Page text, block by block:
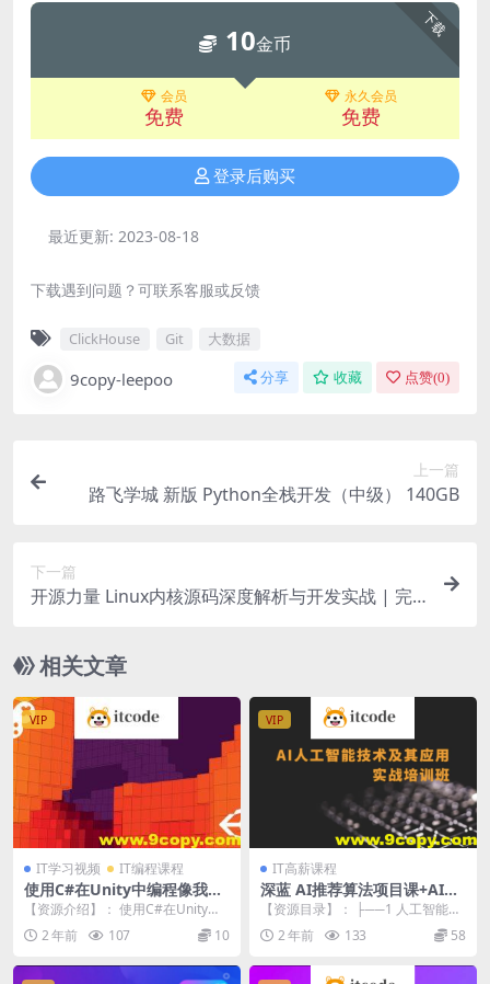
下载
10金币
会员
免费
永久会员
免费
登录后购买
最近更新: 2023-08-18
下载遇到问题？可联系客服或反馈
ClickHouse Git 大数据
9copy-leepoo 分享 收藏 点赞(0)
上一篇
路飞学城 新版 Python全栈开发（中级） 140GB
下一篇
开源力量 Linux内核源码深度解析与开发实战 | 完
相关文章
VIP
IT学习视频 IT编程课程
使用C#在Unity中编程像我的
世界一样的体素世
【资源介绍】： 使用C#在Unity中
编程像我的世界一样的体素世界|H
ow to...
2 年前 107 10
VIP
IT高薪课程
深蓝 AI推荐算法项目课+AI自
然语言处理(NLP)项目课 +AI
项目课（CV-刘老师）+AI项目
课(CV-Mary) 人工智能新版名
【资源目录】： ├──1 人工智能课
程（Python预备） | ├──课时0
1：...2 年前 133 58